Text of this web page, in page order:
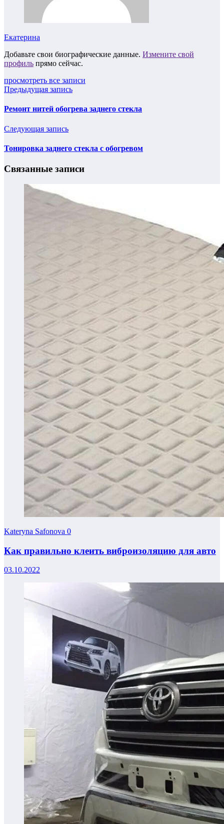
Екатерина
Добавьте свои биографические данные. Измените свой
профиль прямо сейчас.
просмотреть все записи
Предыдущая запись
Ремонт нитей обогрева заднего стекла
Следующая запись
Тонировка заднего стекла с обогревом
Связанные записи
Kateryna Safonova 0
Как правильно клеить виброизоляцию для авто
03.10.2022